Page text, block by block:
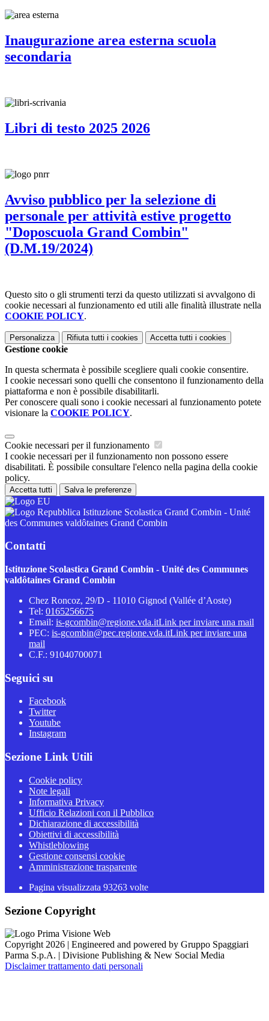
Inaugurazione area esterna scuola
secondaria
Libri di testo 2025 2026
Avviso pubblico per la selezione di
personale per attività estive progetto
"Doposcuola Grand Combin"
(D.M.19/2024)
Questo sito o gli strumenti terzi da questo utilizzati si avvalgono di
cookie necessari al funzionamento ed utili alle finalità illustrate nella
COOKIE POLICY.
Personalizza Rifiuta tutti i cookies Accetta tutti i cookies
Gestione cookie
In questa schermata è possibile scegliere quali cookie consentire.
I cookie necessari sono quelli che consentono il funzionamento della
piattaforma e non è possibile disabilitarli.
Per conoscere quali sono i cookie necessari al funzionamento potete
visionare la COOKIE POLICY.
Cookie necessari per il funzionamento
I cookie necessari per il funzionamento non possono essere
disabilitati. È possibile consultare l'elenco nella pagina della cookie
policy.
Accetta tutti Salva le preferenze
Istituzione Scolastica Grand Combin - Unité
des Communes valdôtaines Grand Combin
Contatti
Istituzione Scolastica Grand Combin - Unité des Communes
valdôtaines Grand Combin
Chez Roncoz, 29/D - 11010 Gignod (Vallée d’Aoste)
Tel: 0165256675
Email: is-gcombin@regione.vda.itLink per inviare una mail
PEC: is-gcombin@pec.regione.vda.itLink per inviare una
mail
C.F.: 91040700071
Seguici su
Facebook
Twitter
Youtube
Instagram
Sezione Link Utili
Cookie policy
Note legali
Informativa Privacy
Ufficio Relazioni con il Pubblico
Dichiarazione di accessibilità
Obiettivi di accessibilità
Whistleblowing
Gestione consensi cookie
Amministrazione trasparente
Pagina visualizzata 93263 volte
Sezione Copyright
Copyright 2026 | Engineered and powered by Gruppo Spaggiari
Parma S.p.A. | Divisione Publishing & New Social Media
Disclaimer trattamento dati personali